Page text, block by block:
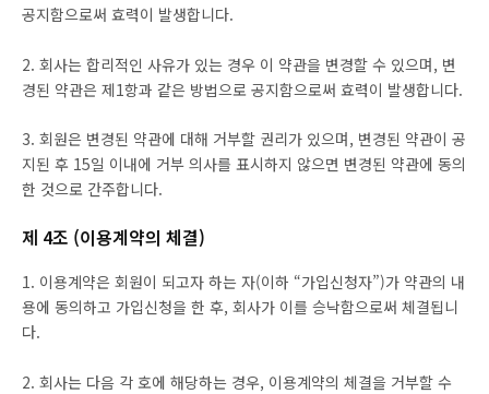
공지함으로써 효력이 발생합니다.
2. 회사는 합리적인 사유가 있는 경우 이 약관을 변경할 수 있으며, 변
경된 약관은 제1항과 같은 방법으로 공지함으로써 효력이 발생합니다.
3. 회원은 변경된 약관에 대해 거부할 권리가 있으며, 변경된 약관이 공
지된 후 15일 이내에 거부 의사를 표시하지 않으면 변경된 약관에 동의
한 것으로 간주합니다.
제 4조 (이용계약의 체결)
1. 이용계약은 회원이 되고자 하는 자(이하 “가입신청자”)가 약관의 내
용에 동의하고 가입신청을 한 후, 회사가 이를 승낙함으로써 체결됩니
다.
2. 회사는 다음 각 호에 해당하는 경우, 이용계약의 체결을 거부할 수